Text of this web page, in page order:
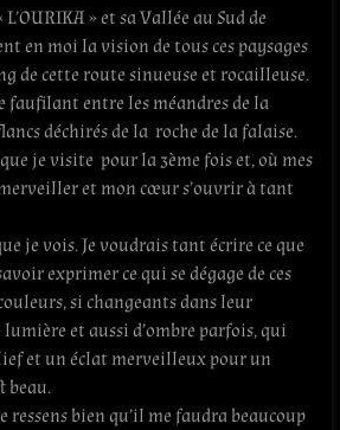
L’OURIKA » et sa Vallée au Sud de
en moi la vision de tous ces paysages
de cette route sinueuse et rocailleuse.
faufilant entre les méandres de la
déchirés de la roche de la falaise.
je visite pour la 3ème fois et, où mes
et mon cœur s’ouvrir à tant
je vois. Je voudrais tant écrire ce que
exprimer ce qui se dégage de ces
si changeants dans leur
et aussi d’ombre parfois, qui
et un éclat merveilleux pour un
beau.
ressens bien qu’il me faudra beaucoup